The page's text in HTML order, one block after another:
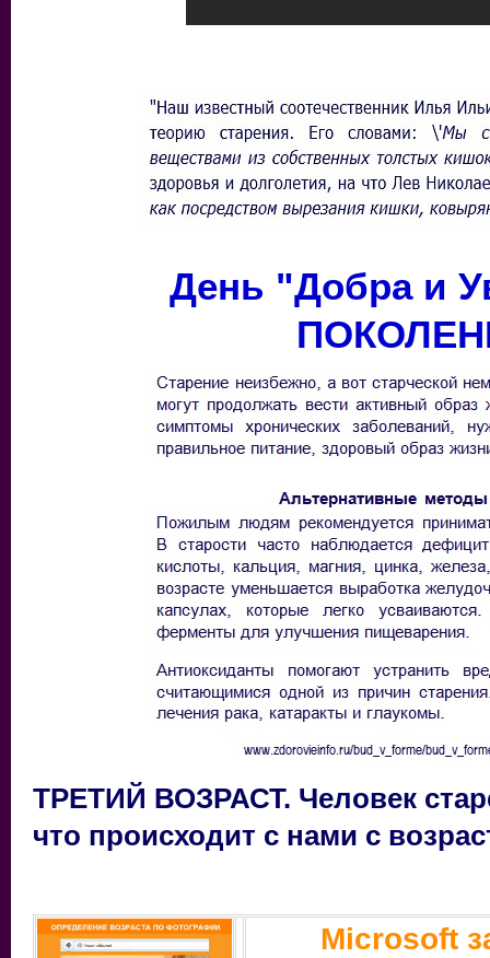
День "Добра и
ТРЕТИЙ ВОЗРАСТ. Человек
что происходит с нами с
Microsoft